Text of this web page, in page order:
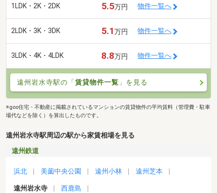
1LDK・2K・2DK 5.5万円 物件一覧へ
2LDK・3K・3DK 5.1万円 物件一覧へ
3LDK・4K・4LDK 8.8万円 物件一覧へ
遠州岩水寺駅の「賃貸物件一覧 」を見る
※goo住宅・不動産に掲載されているマンションの賃貸物件の平均賃料（管理費・駐車
場代などを除く）を算出したものです。
遠州岩水寺駅周辺の駅から家賃相場を見る
遠州鉄道
浜北 美薗中央公園 遠州小林 遠州芝本
遠州岩水寺 西鹿島